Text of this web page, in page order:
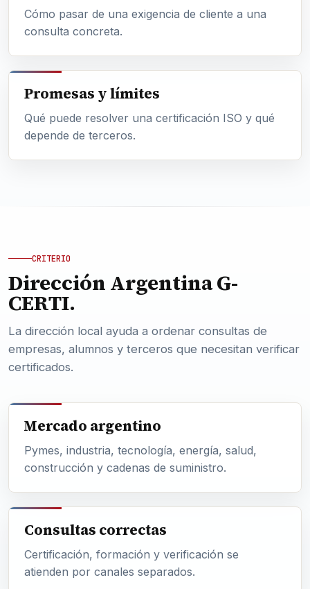
Cómo pasar de una exigencia de cliente a una
consulta concreta.
Promesas y límites
Qué puede resolver una certificación ISO y qué
depende de terceros.
CRITERIO
Dirección Argentina G-
CERTI.
La dirección local ayuda a ordenar consultas de
empresas, alumnos y terceros que necesitan verificar
certificados.
Mercado argentino
Pymes, industria, tecnología, energía, salud,
construcción y cadenas de suministro.
Consultas correctas
Certificación, formación y verificación se
atienden por canales separados.